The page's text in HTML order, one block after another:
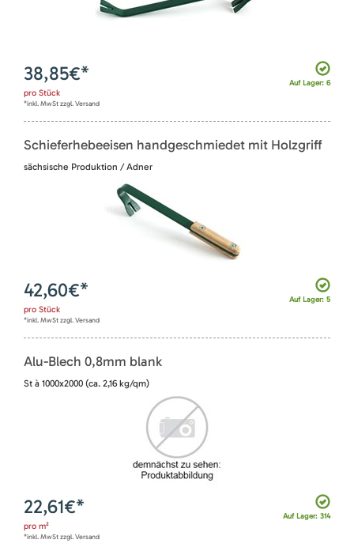
Auf Lager: 6
38,85€*
pro Stück
*inkl. MwSt zzgl. Versand
Schieferhebeeisen handgeschmiedet mit Holzgriff
sächsische Produktion / Adner
Auf Lager: 5
42,60€*
pro Stück
*inkl. MwSt zzgl. Versand
Alu-Blech 0,8mm blank
St à 1000x2000 (ca. 2,16 kg/qm)
Auf Lager: 314
22,61€*
pro m²
*inkl. MwSt zzgl. Versand